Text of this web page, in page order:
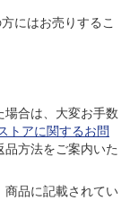
にはお売りするこ
場合は、大変お手数
トアに関するお問
品方法をご案内いた
商品に記載されてい